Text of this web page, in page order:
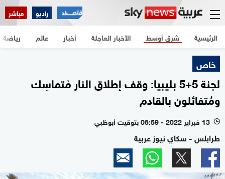
راديو مباشر
الرئيسية الأخبار العاجلة أخبار شرق أوسط عالم رياضة
خاص
لجنة 5+5 بليبيا: وقف إطلاق النار مُتماسِك
ومُتفائلون بالقادم
l 13 فبراير 2022 - 06:59 بتوقيت أبوظبي
طرابلس - سكاي نيوز عربية